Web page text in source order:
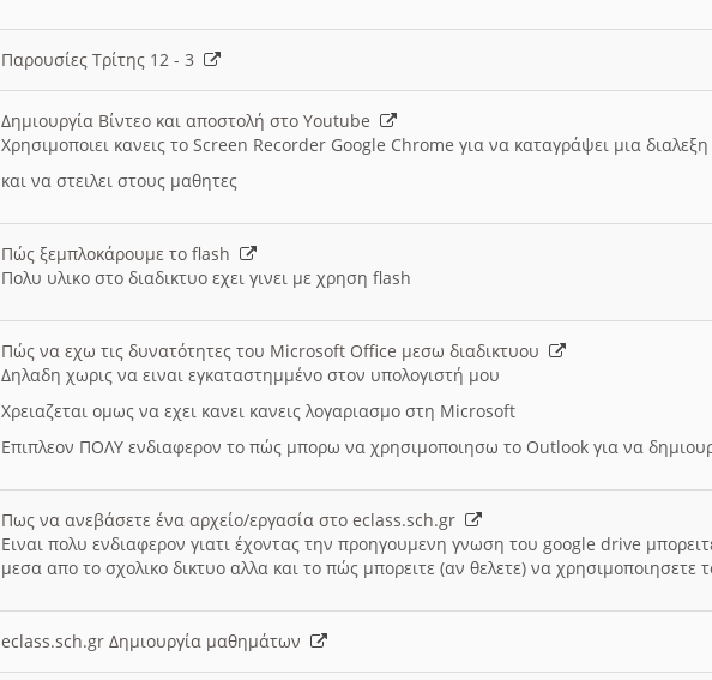
Παρουσίες Τρίτης 12 - 3
Δημιουργία Βίντεο και αποστολή στο Youtube
Χρησιμοποιει κανεις το Screen Recorder Google Chrome για να καταγράψει μια
και να στειλει στους μαθητες
Πώς ξεμπλοκάρουμε το flash
Πολυ υλικο στο διαδικτυο εχει γινει με χρηση flash
Πώς να εχω τις δυνατότητες του Microsoft Office μεσω διαδικτυου
Δηλαδη χωρις να ειναι εγκαταστημμένο στον υπολογιστή μου
Χρειαζεται ομως να εχει κανει κανεις λογαριασμο στη Microsoft
Επιπλεον ΠΟΛΥ ενδιαφερον το πώς μπορω να χρησιμοποιησω το Outlook για να
Πως να ανεβάσετε ένα αρχείο/εργασία στο eclass.sch.gr
Ειναι πολυ ενδιαφερον γιατι έχοντας την προηγουμενη γνωση του google drive
μεσα απο το σχολικο δικτυο αλλα και το πώς μπορειτε (αν θελετε) να χρησιμοποιησετε
eclass.sch.gr Δημιουργία μαθημάτων